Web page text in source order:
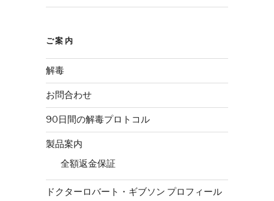
ご案内
解毒
お問合わせ
90日間の解毒プロトコル
製品案内
全額返金保証
ドクターロバート・ギブソン プロフィール